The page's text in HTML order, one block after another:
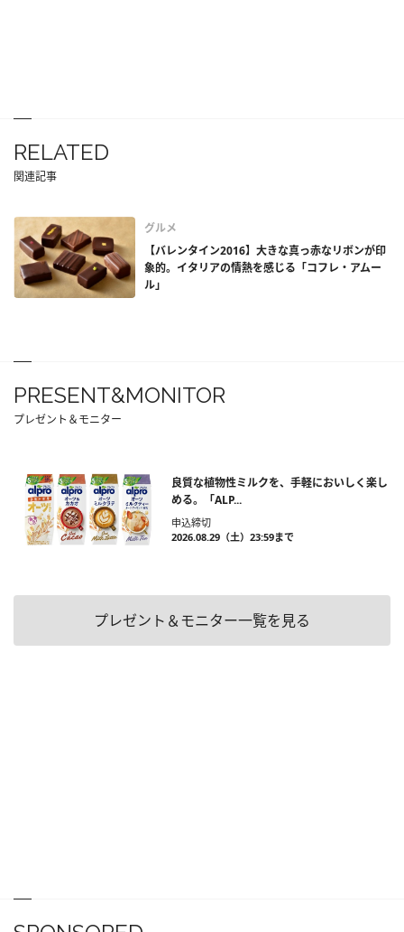
RELATED
関連記事
グルメ
【バレンタイン2016】大きな真っ赤なリボンが印
象的。イタリアの情熱を感じる「コフレ・アムー
ル」
PRESENT&MONITOR
プレゼント＆モニター
良質な植物性ミルクを、手軽においしく楽し
める。「ALP...
申込締切
2026.08.29（土）23:59まで
プレゼント＆モニター一覧を見る